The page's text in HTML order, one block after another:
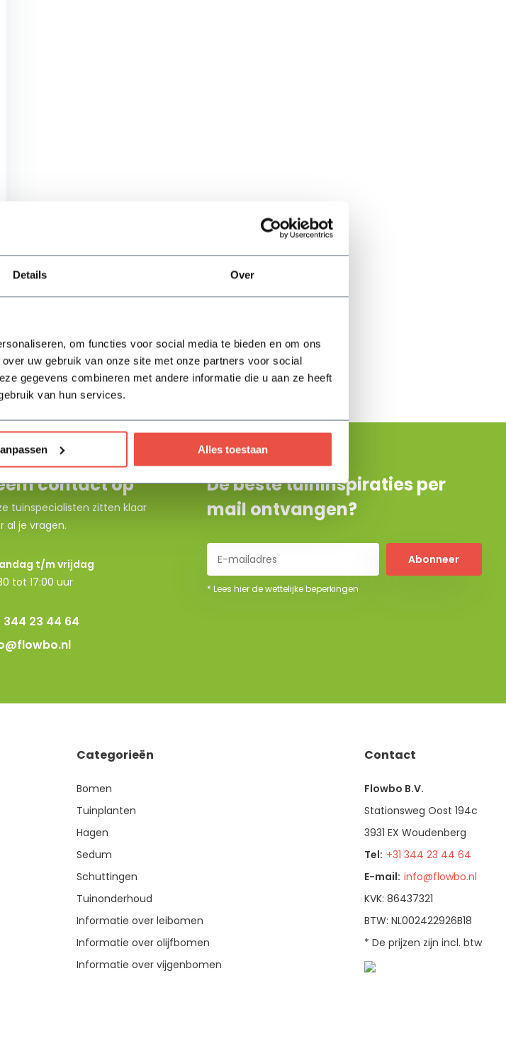
Details Over
om functies voor social media te bieden en om ons
uw gebruik van onze site met onze partners voor social
gegevens combineren met andere informatie die u aan ze heeft
van hun services.
Alles toestaan
contact op
tuinspecialisten zitten klaar
al je vragen.
t/m vrijdag
tot 17:00 uur
344 23 44 64
De beste tuininspiraties per
mail ontvangen?
Abonneer
* Lees hier de wettelijke beperkingen
Categorieën
Bomen
Tuinplanten
Hagen
Sedum
Schuttingen
Tuinonderhoud
Informatie over leibomen
Informatie over olijfbomen
Informatie over vijgenbomen
Contact
Flowbo B.V.
Stationsweg Oost 194c
3931 EX Woudenberg
Tel: +31 344 23 44 64
E-mail: info@flowbo.nl
KVK: 86437321
BTW: NL002422926B18
* De prijzen zijn incl. btw